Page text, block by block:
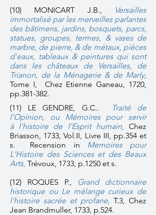
(10) MONICART J.B.,
Versailles
immortalisé par les merveilles parlantes
des bâtimens, jardins, bosquets, parcs,
statues, groupes, termes, & vases de
marbre, de pierre, & de métaux, pièces
d'eaux, tableaux & peintures qui sont
dans les châteaux de Versailles, de
Trianon, de la Ménagerie & de Marly,
Tome I, Chez Etienne Ganeau, 1720,
pp.381-382.
(11) LE GENDRE, G.C..
Traité de
l'Opinion, ou Mémoires pour servir
à l'histoire de l'Esprit humain, Chez
Briasson, 1733, Vol.II, Livre III, pp.354 et
s. Recension in
Memoires pour
L'Histoire des Sciences et des Beaux
Arts, Trévoux, 1733, p.1250 et s.
(12) ROQUES P.,
Grand dictionnaire
historique ou Le mélange curieux de
l'histoire sacrée et profane, T.3, Chez
Jean Brandmuller, 1733, p.524.